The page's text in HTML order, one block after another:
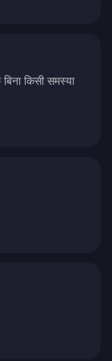
किसी समस्या